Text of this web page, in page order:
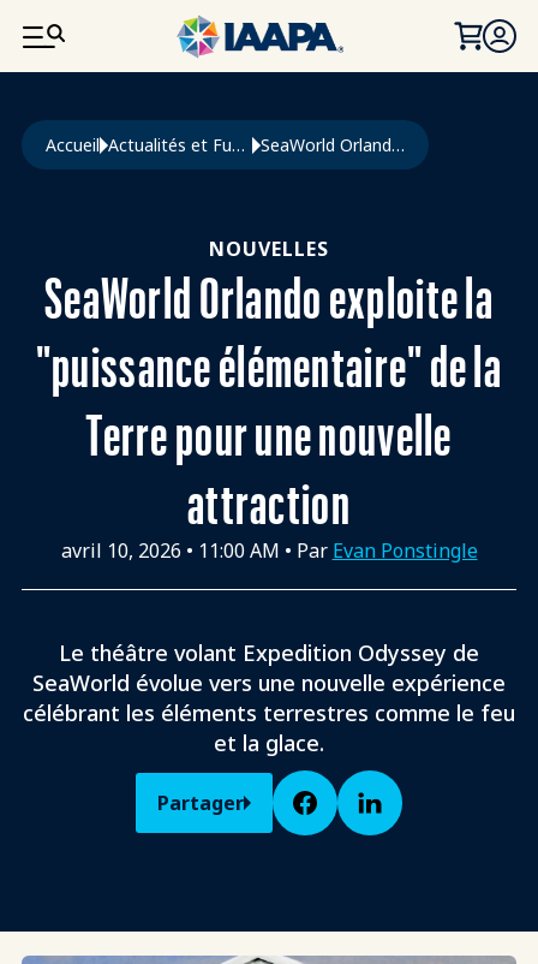
ALLER AU CONTENU PRINCIPAL
Fil d'Ariane
Accueil Actualités et Funworld SeaWorld Orlando Exploite La "puissance Élémentaire" de La Terre Pour Une Nouvelle Attraction
NOUVELLES
SeaWorld Orlando exploite la
"puissance élémentaire" de la
Terre pour une nouvelle
attraction
avril 10, 2026 • 11:00 AM • Par Evan Ponstingle
Le théâtre volant Expedition Odyssey de
SeaWorld évolue vers une nouvelle expérience
célébrant les éléments terrestres comme le feu
et la glace.
Partager